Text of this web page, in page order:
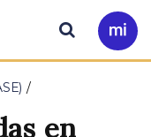
Ir
a
Buscar
en